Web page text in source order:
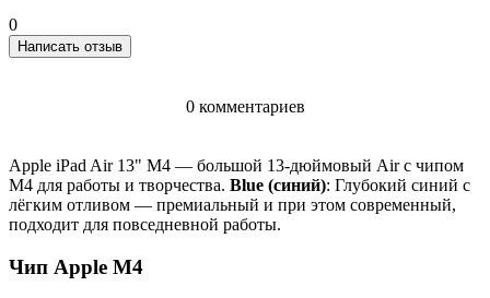
0
Написать отзыв
0 комментариев
Apple iPad Air 13" M4 — большой 13-дюймовый Air с чипом
M4 для работы и творчества. Blue (синий): Глубокий синий с
лёгким отливом — премиальный и при этом современный,
подходит для повседневной работы.
Чип Apple M4